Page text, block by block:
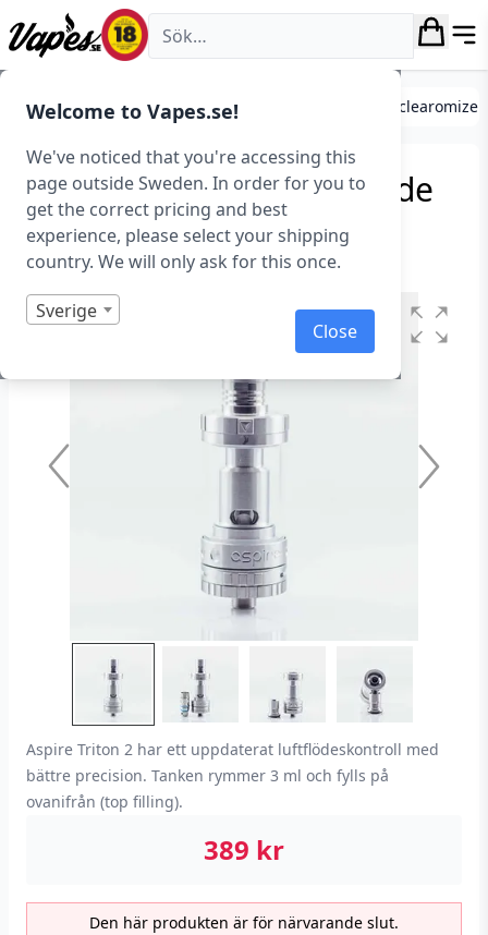
Welcome to Vapes.se!
We've noticed that you're accessing this
page outside Sweden. In order for you to
get the correct pricing and best
experience, please select your shipping
country. We will only ask for this once.
Sverige
Close
Vapes.se
Förångare, tanks och atomizers Standard tanks/
Aspire Triton 2 – Utgående
Art.nr: 38522
Slut i lager
Aspire Triton 2 har ett uppdaterat luftflödeskontroll med
bättre precision. Tanken rymmer 3 ml och fylls på
ovanifrån (top filling).
389 kr
Den här produkten är för närvarande slut.